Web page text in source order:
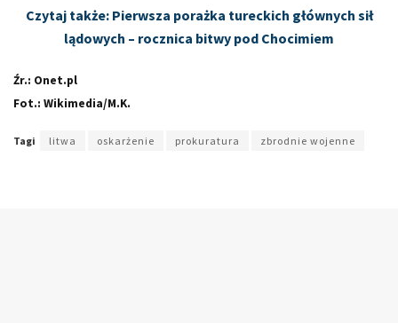
Czytaj także: Pierwsza porażka tureckich głównych sił
lądowych – rocznica bitwy pod Chocimiem
Źr.: Onet.pl
Fot.: Wikimedia/M.K.
Tagi litwa oskarżenie prokuratura zbrodnie wojenne